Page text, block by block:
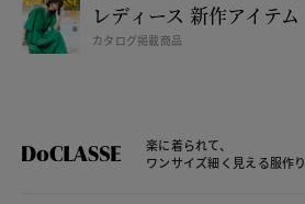
レディース 新作アイテム
カタログ掲載商品
楽に着られて、
ワンサイズ細く見える服作り